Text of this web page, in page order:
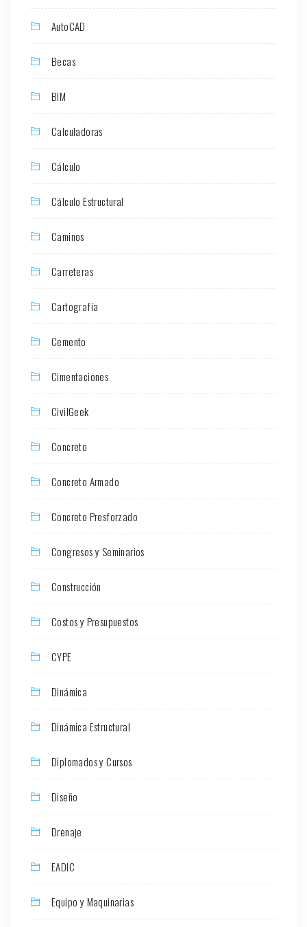
AutoCAD
Becas
BIM
Calculadoras
Cálculo
Cálculo Estructural
Caminos
Carreteras
Cartografía
Cemento
Cimentaciones
CivilGeek
Concreto
Concreto Armado
Concreto Presforzado
Congresos y Seminarios
Construcción
Costos y Presupuestos
CYPE
Dinámica
Dinámica Estructural
Diplomados y Cursos
Diseño
Drenaje
EADIC
Equipo y Maquinarias